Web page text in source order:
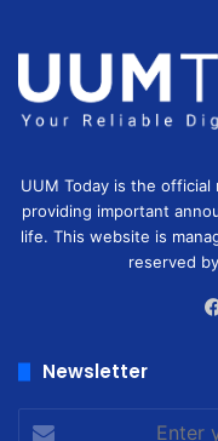
UUM Today is the
providing important
life. This website is
reserved
Newsletter